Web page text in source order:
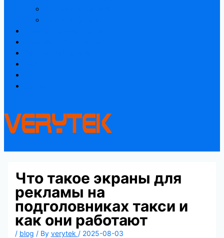
Что такое экраны для
рекламы на
подголовниках такси и
как они работают
/ blog / By verytek / 2025-08-03